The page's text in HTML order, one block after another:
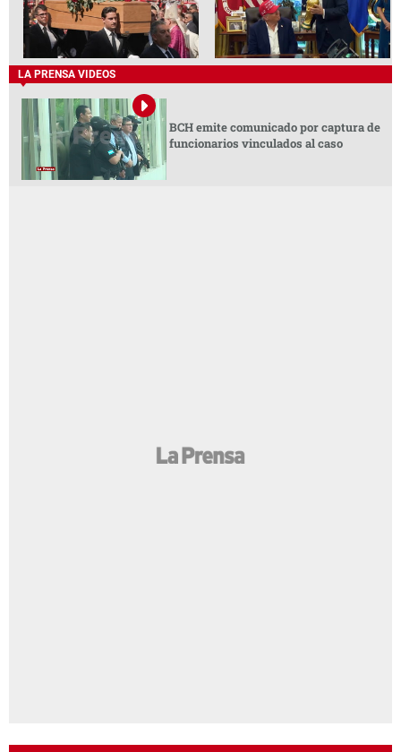
LA PRENSA VIDEOS
BCH emite comunicado por captura de
funcionarios vinculados al caso